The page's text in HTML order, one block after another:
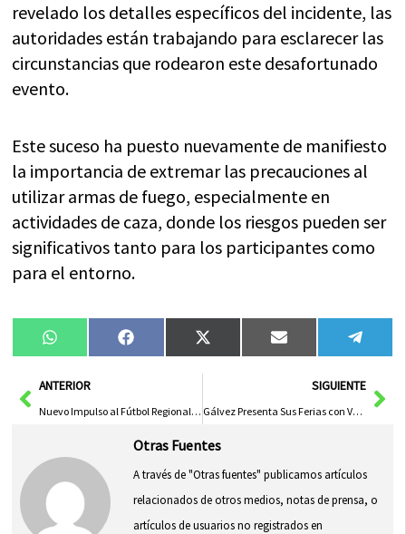
revelado los detalles específicos del incidente, las
autoridades están trabajando para esclarecer las
circunstancias que rodearon este desafortunado
evento.
Este suceso ha puesto nuevamente de manifiesto
la importancia de extremar las precauciones al
utilizar armas de fuego, especialmente en
actividades de caza, donde los riesgos pueden ser
significativos tanto para los participantes como
para el entorno.
Compartir
en
WhatsAppCompartir
en
FacebookCompartir
en
X
(Twitter)
Compartir
en
Email
en
AntANTERIOR
Nuevo Impulso al Fútbol Regional Masculino y Femenino en C-LM
SIGUIENTE
Gálvez Presenta Sus Ferias con Variedad Total Hasta el 31 de Agosto
Otras Fuentes
A través de "Otras fuentes" publicamos artículos
relacionados de otros medios, notas de prensa, o
artículos de usuarios no registrados en